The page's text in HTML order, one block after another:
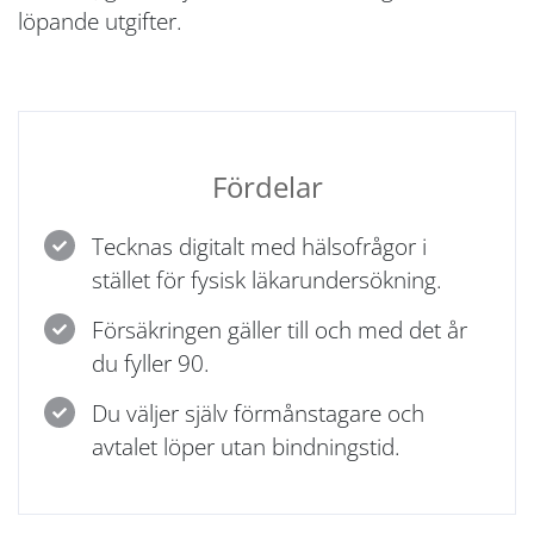
löpande utgifter.
Fördelar
Tecknas digitalt med hälsofrågor i
stället för fysisk läkarundersökning.
Försäkringen gäller till och med det år
du fyller 90.
Du väljer själv förmånstagare och
avtalet löper utan bindningstid.